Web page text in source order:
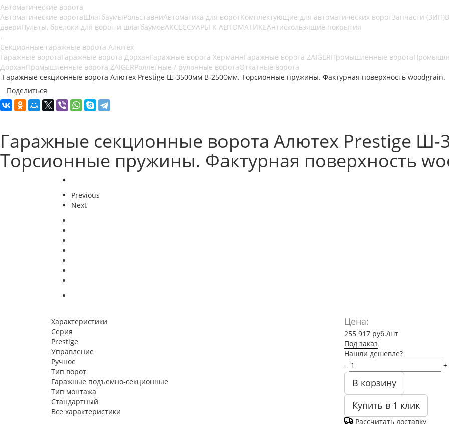
Автоматические ворота
Автоматические воротаШлагбаумыРольставниАвтоматика для воротКомплектующие для автоматических воротЗапчасти (ЗИП)
двериПульты, брелоки для ворот и шлагбаумовАКСЕССУАРЫ К АВТОМАТИКЕАнтискользящие покрытия
-
Секционные гаражные ворота Алютех
Гаражные воротаГаражные ворота ДорханГаражные ворота ХёрманнГаражные ворота ZAIGERПромышленные ворота
ДорханПромышленные ворота ZAIGERРоллетные / рулонные воротаОткатные ворота
-Гаражные секционные ворота Алютех Prestige Ш-3500мм В-2500мм. Торсионные пружины. Фактурная поверхность woodgrain.
Поделиться
Гаражные секционные ворота Алютех Prestige
Торсионные пружины. Фактурная поверхность
Previous
Next
Характеристики
Серия
Prestige
Управление
Ручное
Тип ворот
Гаражные подъемно-секционные
Тип монтажа
Стандартный
Все характеристики
Цена:
255 917 руб./шт
Под заказ
Нашли дешевле?
-
+
В корзину
Купить в 1 клик
Рассчитать доставку